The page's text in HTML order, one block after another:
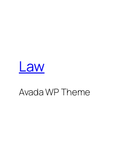
Law
Avada WP Theme